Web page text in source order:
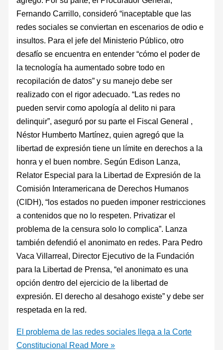
Fernando Carrillo, consideró “inaceptable que las
redes sociales se conviertan en escenarios de odio e
insultos. Para el jefe del Ministerio Público, otro
desafío se encuentra en entender “cómo el poder de
la tecnología ha aumentado sobre todo en
recopilación de datos” y su manejo debe ser
realizado con el rigor adecuado. “Las redes no
pueden servir como apología al delito ni para
delinquir”, aseguró por su parte el Fiscal General ,
Néstor Humberto Martínez, quien agregó que la
libertad de expresión tiene un límite en derechos a la
honra y el buen nombre. Según Edison Lanza,
Relator Especial para la Libertad de Expresión de la
Comisión Interamericana de Derechos Humanos
(CIDH), “los estados no pueden imponer restricciones
a contenidos que no lo respeten. Privatizar el
problema de la censura solo lo complica”. Lanza
también defendió el anonimato en redes. Para Pedro
Vaca Villarreal, Director Ejecutivo de la Fundación
para la Libertad de Prensa, “el anonimato es una
opción dentro del ejercicio de la libertad de
expresión. El derecho al desahogo existe” y debe ser
respetada en la red.
El problema de las redes sociales llega a la Corte
Constitucional Read More »